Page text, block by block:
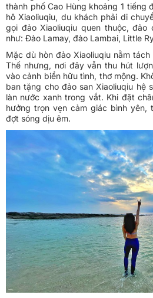
thành phố Cao Hùng khoảng 1 tiếng
hô Xiaoliuqiu, du khách phải di
gọi đảo Xiaoliuqiu quen thuộc, đảo
như: Đảo Lamay, đảo Lambai, Little
Mặc dù hòn đảo Xiaoliuqiu nằm
Thế nhưng, nơi đây vẫn thu hút
vào cảnh biển hữu tình, thơ mộng.
ban tặng cho đảo san Xiaoliuqiu hệ
làn nước xanh trong vắt. Khi đặt
hưởng trọn vẹn cảm giác bình yên,
đợt sóng dịu êm.